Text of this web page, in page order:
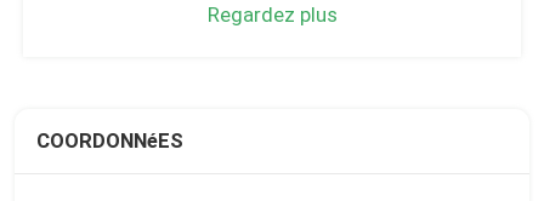
Regardez plus
COORDONNéES